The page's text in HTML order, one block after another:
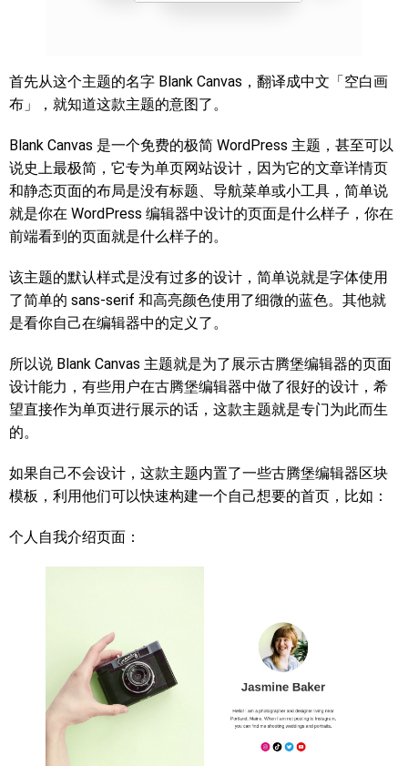
首先从这个主题的名字 Blank Canvas，翻译成中文「空白画
布」，就知道这款主题的意图了。
Blank Canvas 是一个免费的极简 WordPress 主题，甚至可以
说史上最极简，它专为单页网站设计，因为它的文章详情页
和静态页面的布局是没有标题、导航菜单或小工具，简单说
就是你在 WordPress 编辑器中设计的页面是什么样子，你在
前端看到的页面就是什么样子的。
该主题的默认样式是没有过多的设计，简单说就是字体使用
了简单的 sans-serif 和高亮颜色使用了细微的蓝色。其他就
是看你自己在编辑器中的定义了。
所以说 Blank Canvas 主题就是为了展示古腾堡编辑器的页面
设计能力，有些用户在古腾堡编辑器中做了很好的设计，希
望直接作为单页进行展示的话，这款主题就是专门为此而生
的。
如果自己不会设计，这款主题内置了一些古腾堡编辑器区块
模板，利用他们可以快速构建一个自己想要的首页，比如：
个人自我介绍页面：